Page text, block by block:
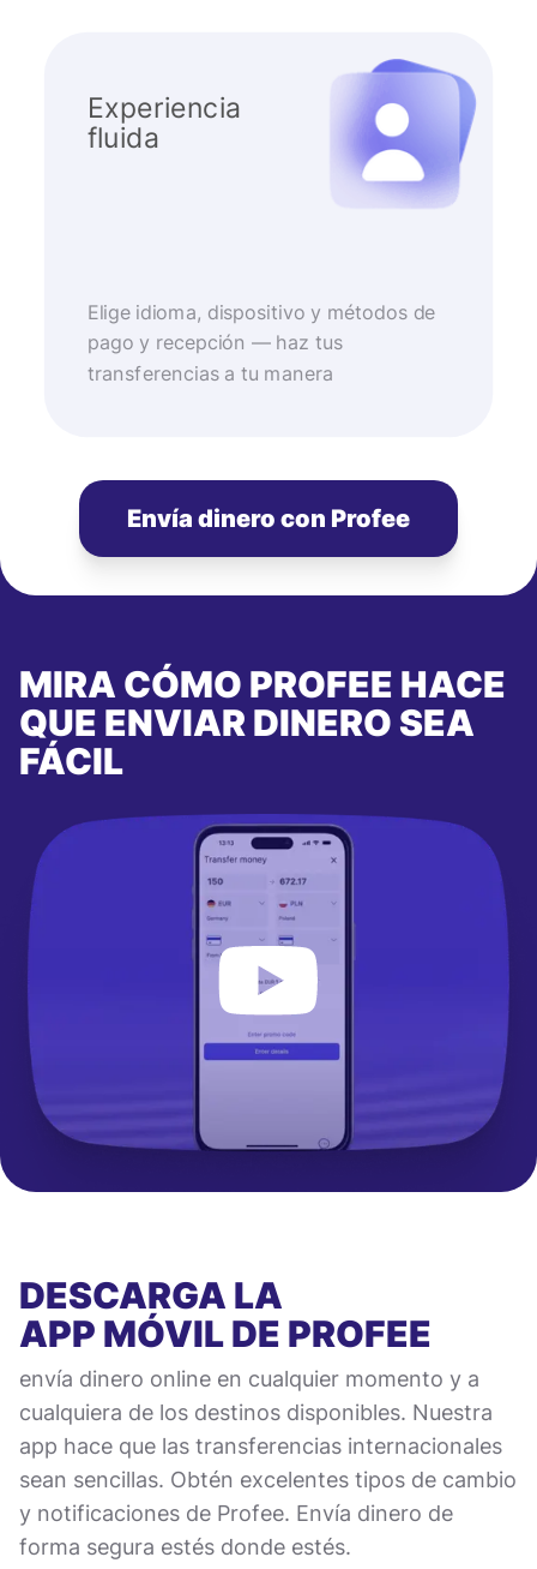
Experiencia
fluida
Elige idioma, dispositivo y métodos de
pago y recepción — haz tus
transferencias a tu manera
Envía dinero con Profee
MIRA CÓMO PROFEE HACE
QUE ENVIAR DINERO SEA
FÁCIL
DESCARGA LA
APP MÓVILDE PROFEE
envía dinero online en cualquier momento y a
cualquiera de los destinos disponibles. Nuestra
app hace que las transferencias internacionales
sean sencillas. Obtén excelentes tipos de cambio
y notificaciones de Profee. Envía dinero de
forma segura estés donde estés.